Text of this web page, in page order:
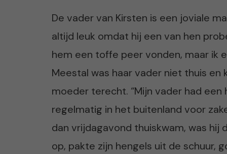
De vader van Kirsten is een joviale
altijd leuk omdat hij een van hen
hem een toffe peer vonden, maar ik
Meestal was haar vader niet thuis en
moeder terecht. “Mijn vader had
regelmatig in het buitenland voor
dan vrijdagavond thuiskwam, was
op, pakte zijn hengels uit de schuur,